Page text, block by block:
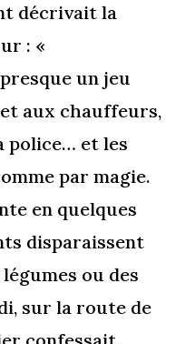
décrivait la
: «
un jeu
aux chauffeurs,
police… et les
par magie.
en quelques
disparaissent
ou des
sur la route de